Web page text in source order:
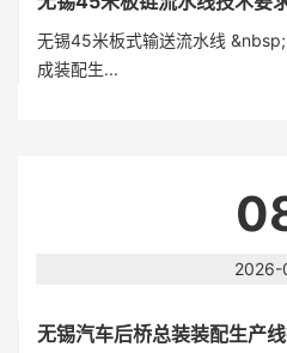
无锡45米板式输送流水线
成装配生...
2026-
无锡汽车后桥总装装配生产